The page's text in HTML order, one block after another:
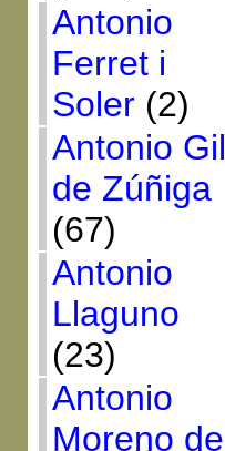
Antonio
Ferret i
Soler(2)
Antonio Gil
de Zúñiga
(67)
Antonio
Llaguno
(23)
Antonio
Moreno de